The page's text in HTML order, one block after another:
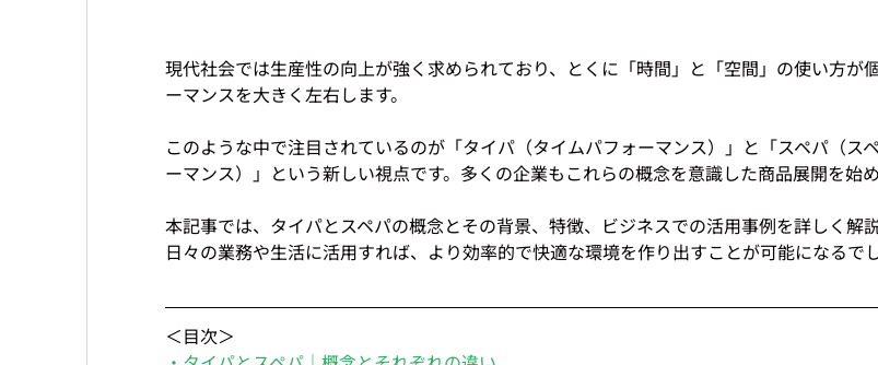
現代社会では生産性の向上が強く求められており、とくに「時間」と「空間」の使い方が
ーマンスを大きく左右します。
このような中で注目されているのが「タイパ（タイムパフォーマンス）」と「スペパ（ス
ーマンス）」という新しい視点です。多くの企業もこれらの概念を意識した商品展開を始め
本記事では、タイパとスペパの概念とその背景、特徴、ビジネスでの活用事例を詳しく解説
日々の業務や生活に活用すれば、より効率的で快適な環境を作り出すことが可能になるで
＜目次＞